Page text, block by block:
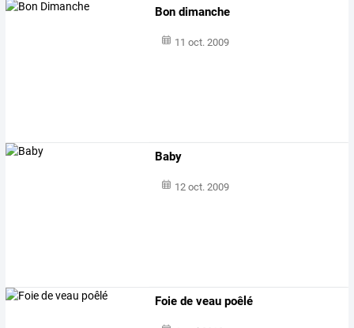
Bon dimanche
11 oct. 2009
Baby
12 oct. 2009
Foie de veau poêlé